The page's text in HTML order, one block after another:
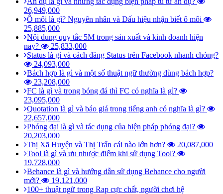
26,949,000
Ô môi là gì? Nguyên nhân và Dấu hiệu nhận biết ô môi
25,885,000
Nội dung quy tắc 5M trong sản xuất và kinh doanh hiện
nay?
25,833,000
Status là gì và cách đăng Status trên Facebook nhanh chóng?
24,093,000
Bách hợp là gì và một số thuật ngữ thường dùng bách hợp?
23,208,000
FC là gì và trong bóng đá thì FC có nghĩa là gì?
23,095,000
Quotation là gì và báo giá trong tiếng anh có nghĩa là gì?
22,657,000
Phóng đại là gì và tác dụng của biện pháp phóng đại?
20,203,000
Thị Xã Huyện và Thị Trấn cái nào lớn hơn?
20,087,000
Tool là gì và ưu nhược điểm khi sử dụng Tool?
19,728,000
Behance là gì và hướng dẫn sử dụng Behance cho người
mới?
19,121,000
100+ thuật ngữ trong Rap cực chất, người chơi hệ